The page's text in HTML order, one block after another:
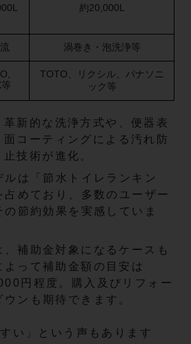
約20,000L
渦巻き・泡洗浄等
TOTO、リクシル、パナソニ
ック等
革新的な洗浄方式や、便器表
面コーティングによる汚れ防
止技術が進化。
ルは「節水トイレランキン
占めており、多数のユーザー
節約効果を実感していま
、補助金対象になるケースも
よって補助金額の目安は
円程度。購入及びリフォー
ンも期待できます。
い」という声もあります